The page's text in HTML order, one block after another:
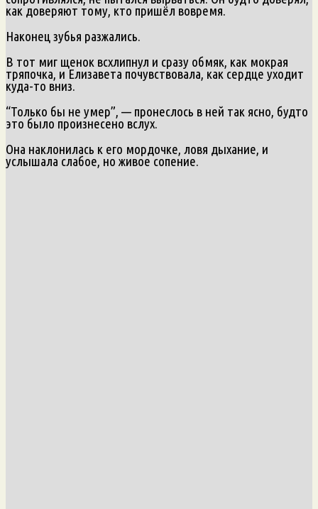
как доверяют тому, кто пришёл вовремя.
Наконец зубья разжались.
В тот миг щенок всхлипнул и сразу обмяк, как мокрая
тряпочка, и Елизавета почувствовала, как сердце уходит
куда-то вниз.
“Только бы не умер”, — пронеслось в ней так ясно, будто
это было произнесено вслух.
Она наклонилась к его мордочке, ловя дыхание, и
услышала слабое, но живое сопение.